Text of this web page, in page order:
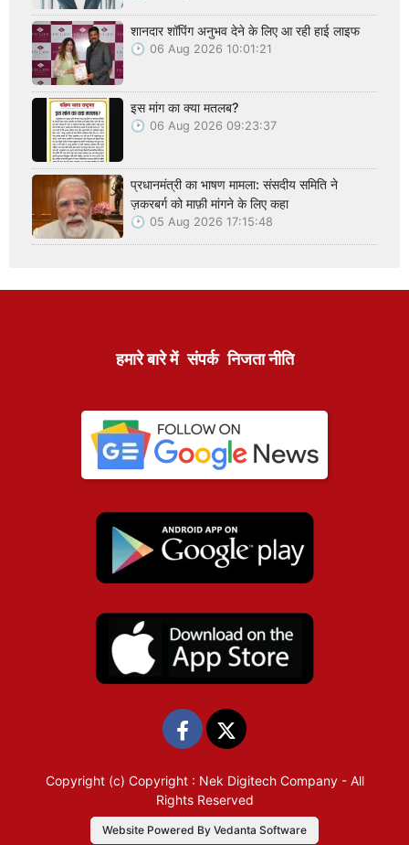
शानदार शॉपिंग अनुभव देने के लिए आ रही हाई लाइफ
06 Aug 2026 10:01:21
इस मांग का क्या मतलब?
06 Aug 2026 09:23:37
प्रधानमंत्री का भाषण मामला: संसदीय समिति ने
ज़करबर्ग को माफ़ी मांगने के लिए कहा
05 Aug 2026 17:15:48
हमारे बारे में संपर्क निजता नीति
Copyright (c) Copyright : Nek Digitech Company- All
Rights Reserved
Website Powered By Vedanta Software